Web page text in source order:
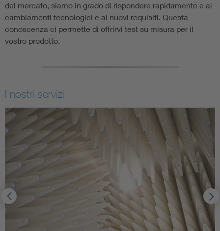
del mercato, siamo in grado di rispondere rapidamente e ai
cambiamenti tecnologici e ai nuovi requisiti. Questa
conoscenza ci permette di offrirvi test su misura per il
vostro prodotto.
I nostri servizi